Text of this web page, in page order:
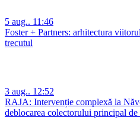
5 aug.. 11:46
Foster + Partners: arhitectura
trecutul
3 aug.. 12:52
RAJA: Intervenție complexă la
deblocarea colectorului principal de